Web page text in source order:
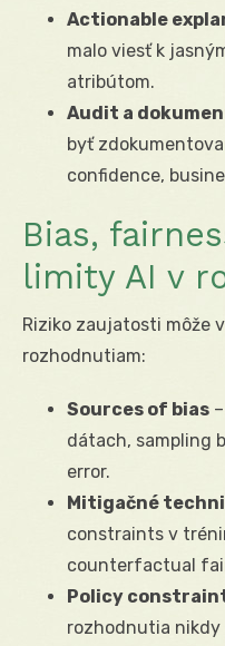
Actionable
malo viesť k
atribútom.
Audit a
byť
confidence,
Bias,
limity AI v
Riziko zaujatosti môže
rozhodnutiam:
Sources of bias
dátach, sampling
error.
Mitigačné
constraints v
counterfactual
Policy
rozhodnutia nikdy